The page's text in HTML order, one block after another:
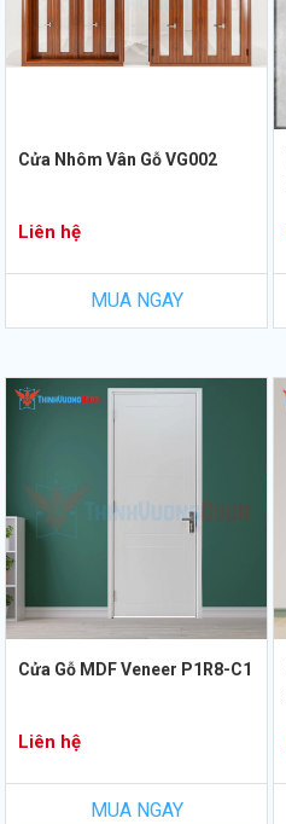
Cửa Nhôm Vân Gỗ VG002
Liên hệ
MUA NGAY
Cửa Gỗ MDF Veneer P1R8-C1
Liên hệ
MUA NGAY